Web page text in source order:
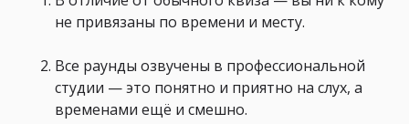
не привязаны по времени и месту.
Все раунды озвучены в профессиональной
студии — это понятно и приятно на слух, а
временами ещё и смешно.